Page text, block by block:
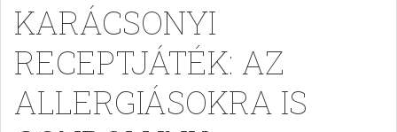
KARÁCSONYI
RECEPTJÁTÉK: AZ
ALLERGIÁSOKRA IS